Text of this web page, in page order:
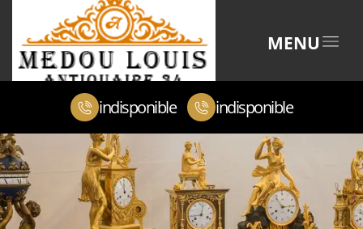
MENU
indisponible indisponible